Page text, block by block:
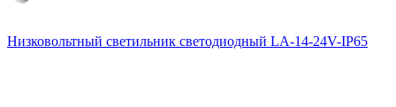
Низковольтный светильник светодиодный LA-14-24V-IP65